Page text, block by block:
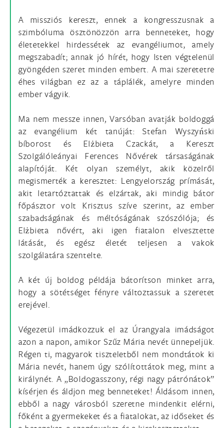
A missziós kereszt, ennek a kongresszusnak a
szimbóluma ösztönözzön arra benneteket, hogy
életetekkel hirdessétek az evangéliumot, amely
megszabadít; annak jó hírét, hogy Isten végtelenül
gyöngéden szeret minden embert. A mai szeretetre
éhes világban ez az a táplálék, amelyre minden
ember vágyik.
Ma nem messze innen, Varsóban avatják boldoggá
az evangélium két tanúját: Stefan Wyszyński
bíborost és Elżbieta Czackát, a Kereszt
Szolgálóleányai Ferences Nővérek társaságának
alapítóját. Két olyan személyt, akik közelről
megismerték a keresztet: Lengyelország prímását,
akit letartóztattak és elzártak, aki mindig bátor
főpásztor volt Krisztus szíve szerint, az ember
szabadságának és méltóságának szószólója; és
Elżbieta nővért, aki igen fiatalon elvesztette
látását, és egész életét teljesen a vakok
szolgálatára szentelte.
A két új boldog példája bátorítson minket arra,
hogy a sötétséget fényre változtassuk a szeretet
erejével.
Végezetül imádkozzuk el az Úrangyala imádságot
azon a napon, amikor Szűz Mária nevét ünnepeljük.
Régen ti, magyarok tiszteletből nem mondtátok ki
Mária nevét, hanem úgy szólítottátok meg, mint a
királynét. A „Boldogasszony, régi nagy pátrónátok”
kísérjen és áldjon meg benneteket! Áldásom innen,
ebből a nagy városból szeretne mindenkit elérni,
főként a gyermekeket és a fiatalokat, az időseket és